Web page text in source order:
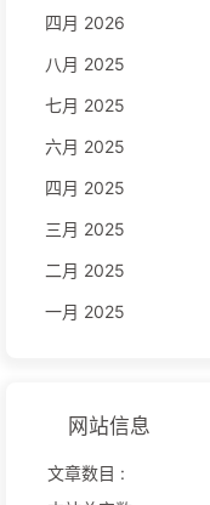
四月 2026
八月 2025
七月 2025
六月 2025
四月 2025
三月 2025
二月 2025
一月 2025
网站信息
文章数目 :